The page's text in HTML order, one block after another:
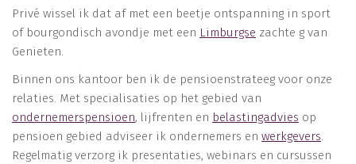
Privé wissel ik dat af met een beetje ontspanning in sport
of bourgondisch avondje met een Limburgse zachte g van
Genieten.
Binnen ons kantoor ben ik de pensioenstrateeg voor onze
relaties. Met specialisaties op het gebied van
ondernemerspensioen, lijfrenten en belastingadvies op
pensioen gebied adviseer ik ondernemers en werkgevers.
Regelmatig verzorg ik presentaties, webinars en cursussen